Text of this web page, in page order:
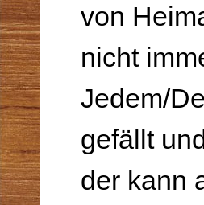
von
nicht
Jedem/
gefällt
der kann